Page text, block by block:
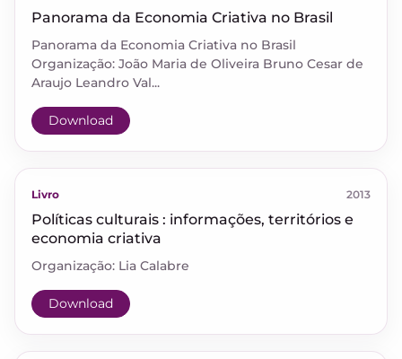
Panorama da Economia Criativa no Brasil
Panorama da Economia Criativa no Brasil
Organização: João Maria de Oliveira Bruno Cesar de
Araujo Leandro Val...
Download
Livro 2013
Políticas culturais : informações, territórios e
economia criativa
Organização: Lia Calabre
Download